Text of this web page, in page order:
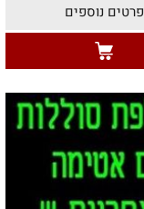
פרטים נוספים